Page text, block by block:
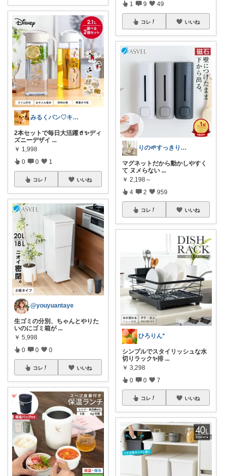
みるくパン♡キッチンルーム
2本セットで毎日大活躍🥤✨ディ
ズニーデザイ ...
￥ 1,998
0 0 1
コレ いいね
@youyuantaye
生ゴミの分別、ちゃんとやりた
いのにゴミ箱が ...
￥ 5,998
0 0 0
コレ いいね
1 9 49
コレ いいね
りの🌱すっきり×お気に入りの暮らし
マグネットだから動かしやすく
て ヌメらない ...
￥ 2,198～
4 2 959
コレ いいね
ひろりん*
シンプルでスタイリッシュな水
切りラック✨排 ...
￥ 3,298
0 0 7
コレ いいね